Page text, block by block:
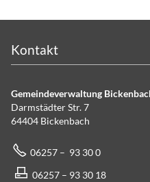
Kontakt
Gemeindeverwaltung
Darmstädter Str. 7
64404 Bickenbach
06257 – 93 30 0
06257 – 93 30 18